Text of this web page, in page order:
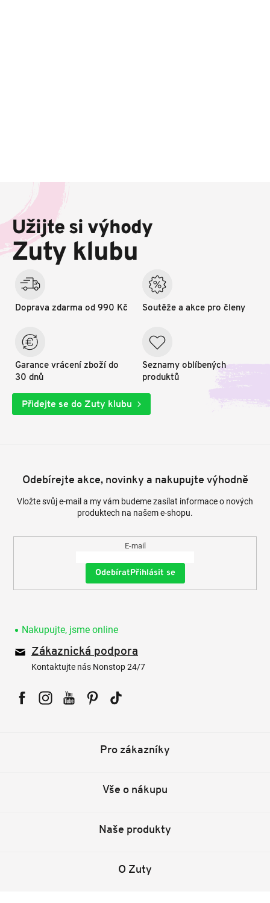
a
í
Užijte si výhody
Zuty klubu
Doprava zdarma od 990 Kč
Garance vrácení zboží do
30 dnů
Soutěže a akce pro členy
Seznamy oblíbených
produktů
Přidejte se do Zuty klubu
Odebírejte akce, novinky a nakupujte výhodně
Vložte svůj e-mail a my vám budeme zasílat informace o nových
produktech na našem e-shopu.
E-mail
Přihlásit se
Nakupujte, jsme online
Zákaznická podpora
Kontaktujte nás Nonstop 24/7
Pro zákazníky
Vše o nákupu
Naše produkty
O Zuty